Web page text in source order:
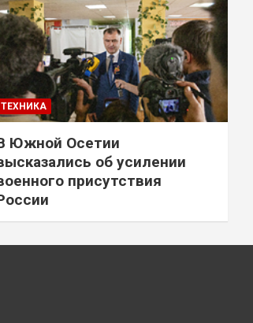
ТЕХНИКА
Южной Осетии
об усилении
присутствия